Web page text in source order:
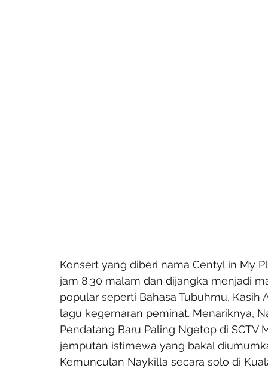
Konsert yang diberi nama Centyl in My
jam 8.30 malam dan dijangka menjadi
popular seperti Bahasa Tubuhmu, Kasih
lagu kegemaran peminat. Menariknya,
Pendatang Baru Paling Ngetop di SCTV
jemputan istimewa yang bakal
Kemunculan Naykilla secara solo di